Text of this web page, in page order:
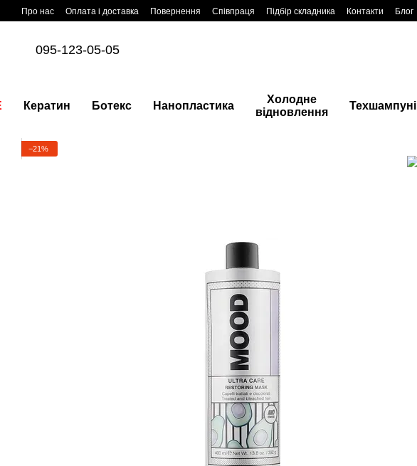
Перейти до основного контенту
Про нас Оплата і доставка Повернення Співпраця Підбір складника Контакти Блог
095-123-05-05
Кератин Ботекс Нанопластика
Холодне
відновлення
Техшампуні
−21%